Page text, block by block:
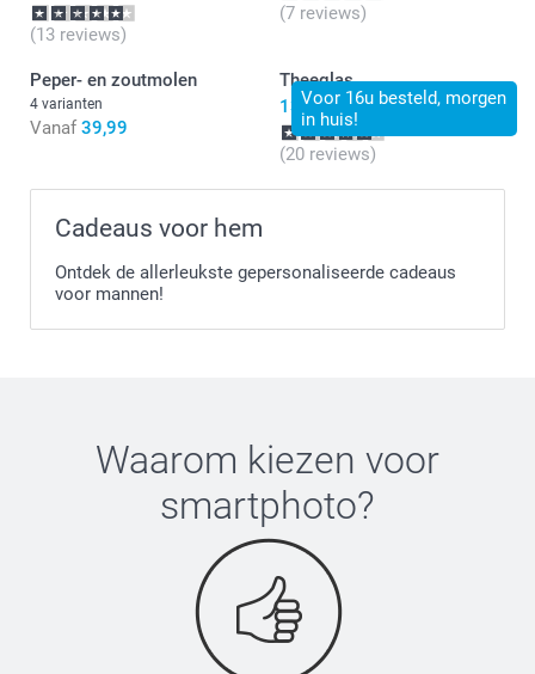
(13 reviews)
(7 reviews)
Peper- en zoutmolen
4 varianten
Vanaf 39,99
Voor 16u besteld, morgen
in huis!
Theeglas
13,99
(20 reviews)
Cadeaus voor hem
Ontdek de allerleukste gepersonaliseerde cadeaus
voor mannen!
Waarom kiezen voor
smartphoto?